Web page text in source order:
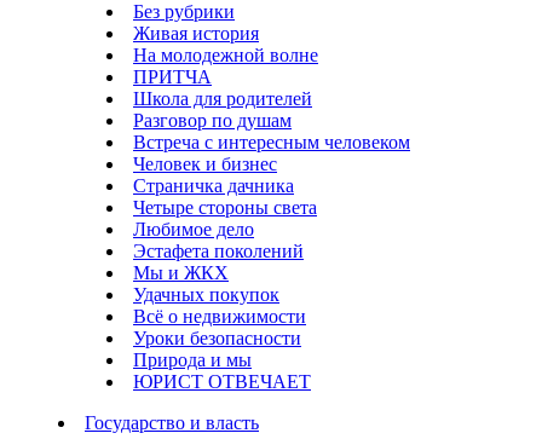
Без рубрики
Живая история
На молодежной волне
ПРИТЧА
Школа для родителей
Разговор по душам
Встреча с интересным человеком
Человек и бизнес
Страничка дачника
Четыре стороны света
Любимое дело
Эстафета поколений
Мы и ЖКХ
Удачных покупок
Всё о недвижимости
Уроки безопасности
Природа и мы
ЮРИСТ ОТВЕЧАЕТ
Государство и власть